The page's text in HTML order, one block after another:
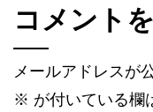
コメント
メールアドレスが
※ が付いている欄